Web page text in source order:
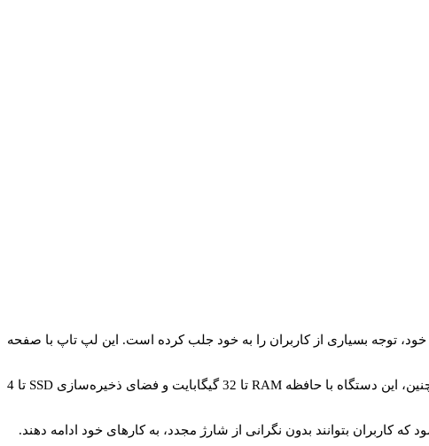
قدرتمند خود، توجه بسیاری از کاربران را به خود جلب کرده است. این لپ تاپ با صفحه
مک بوک پرو 2020 به پردازنده‌های نسل دهم اینتل مجهز شده است که سرعت و کارایی بالایی را در انجام وظایف مختلف تضمین می‌کند. همچنین، این دستگاه با حافظه RAM تا 32 گیگابایت و فضای ذخیره‌سازی SSD تا 4